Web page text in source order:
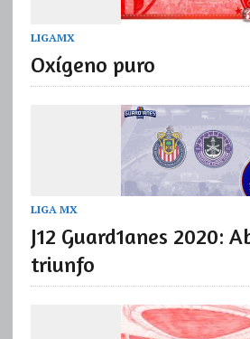
LIGAMX
Oxígeno puro
LIGA MX
J12 Guard1anes 2020:
triunfo